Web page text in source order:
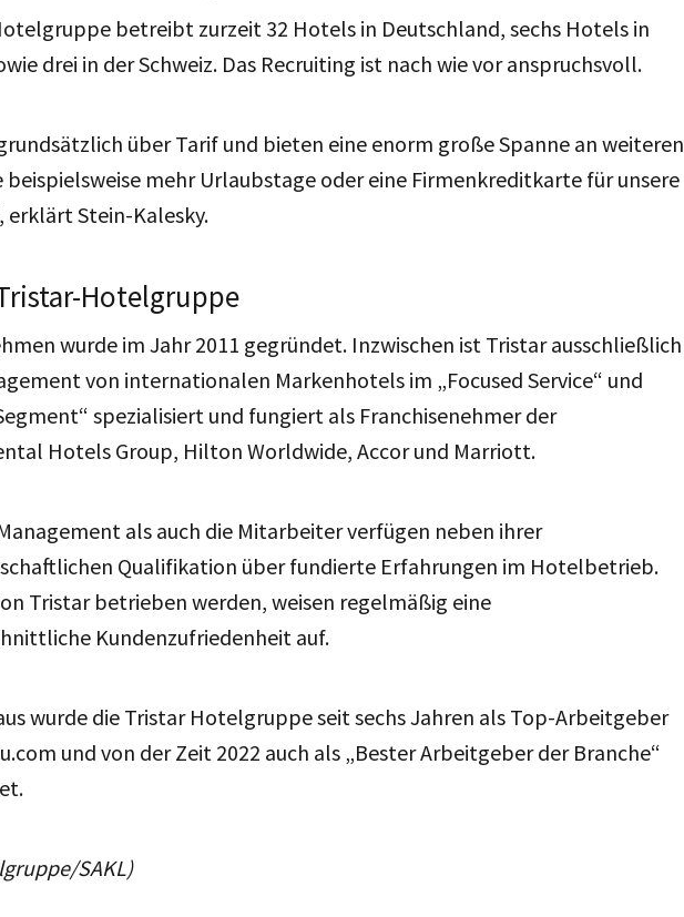
betreibt zurzeit 32 Hotels in Deutschland, sechs Hotels in
drei in der Schweiz. Das Recruiting ist nach wie vor anspruchsvoll.
über Tarif und bieten eine enorm große Spanne an weiteren
beispielsweise mehr Urlaubstage oder eine Firmenkreditkarte für unsere
erklärt Stein-Kalesky.
Hotelgruppe
wurde im Jahr 2011 gegründet. Inzwischen ist Tristar ausschließlich
von internationalen Markenhotels im „Focused Service“ und
spezialisiert und fungiert als Franchisenehmer der
Hotels Group, Hilton Worldwide, Accor und Marriott.
als auch die Mitarbeiter verfügen neben ihrer
Qualifikation über fundierte Erfahrungen im Hotelbetrieb.
Tristar betrieben werden, weisen regelmäßig eine
Kundenzufriedenheit auf.
wurde die Tristar Hotelgruppe seit sechs Jahren als Top-Arbeitgeber
und von der Zeit 2022 auch als „Bester Arbeitgeber der Branche“
SAKL)